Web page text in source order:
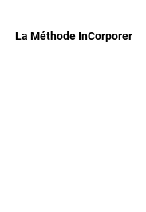
La Méthode InCorporer